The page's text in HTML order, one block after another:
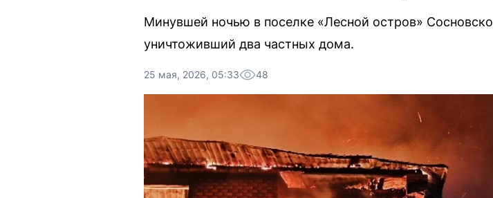
Минувшей ночью в поселке «Лесной остров»
уничтоживший два частных дома.
25 мая, 2026, 05:33 48